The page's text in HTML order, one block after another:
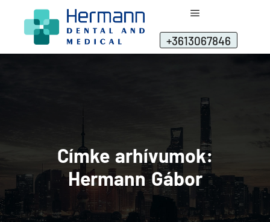
+3613067846
Címke arhívumok:
Hermann Gábor